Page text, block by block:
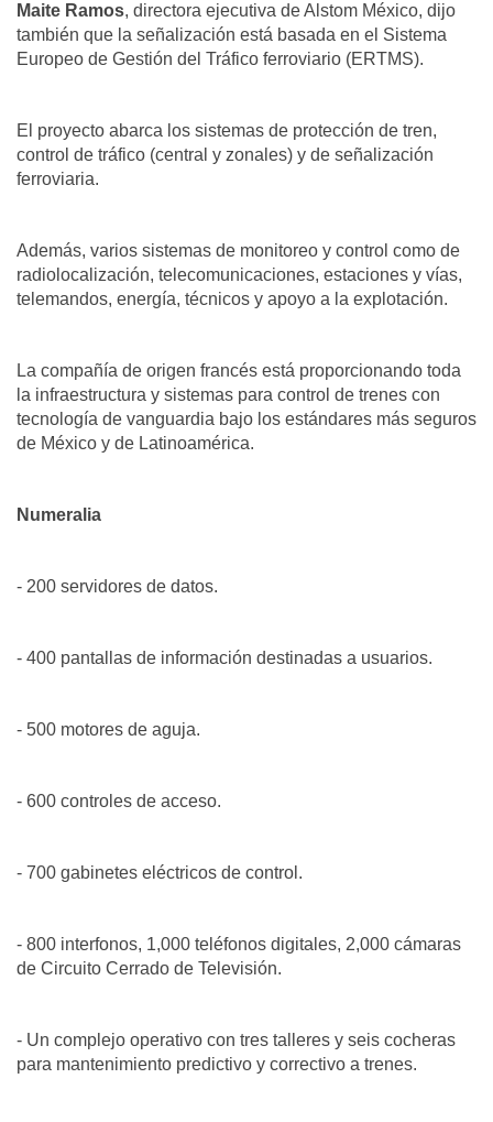
Maite Ramos, directora ejecutiva de Alstom México, dijo
también que la señalización está basada en el Sistema
Europeo de Gestión del Tráfico ferroviario (ERTMS).
El proyecto abarca los sistemas de protección de tren,
control de tráfico (central y zonales) y de señalización
ferroviaria.
Además, varios sistemas de monitoreo y control como de
radiolocalización, telecomunicaciones, estaciones y vías,
telemandos, energía, técnicos y apoyo a la explotación.
La compañía de origen francés está proporcionando toda
la infraestructura y sistemas para control de trenes con
tecnología de vanguardia bajo los estándares más seguros
de México y de Latinoamérica.
Numeralia
- 200 servidores de datos.
- 400 pantallas de información destinadas a usuarios.
- 500 motores de aguja.
- 600 controles de acceso.
- 700 gabinetes eléctricos de control.
- 800 interfonos, 1,000 teléfonos digitales, 2,000 cámaras
de Circuito Cerrado de Televisión.
- Un complejo operativo con tres talleres y seis cocheras
para mantenimiento predictivo y correctivo a trenes.